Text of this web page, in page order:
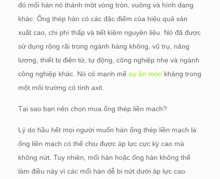
đó mối hàn nó thành một vòng tròn, vuông và hình dạng
khác. Ống thép hàn có các đặc điểm của hiệu quả sản
xuất cao, chi phí thấp và tiết kiệm nguyên liệu. Nó đã được
sử dụng rộng rãi trong ngành hàng không, vũ trụ, năng
lượng, thiết bị điện tử, tự động, công nghiệp nhẹ và ngành
công nghiệp khác. Nó có mạnh mẽ sự ăn mòn kháng trong
một môi trường có tính axit.
Tại sao bạn nên chọn mua ống thép liền mạch?
Lý do hầu hết mọi người muốn hàn ống thép liền mạch là
ống liền mạch có thể chịu được áp lực cực kỳ cao mà
không nứt. Tuy nhiên, mối hàn hoặc ống hàn không thể
làm điều này vì các mối hàn dễ bị nứt dưới áp lực cao.